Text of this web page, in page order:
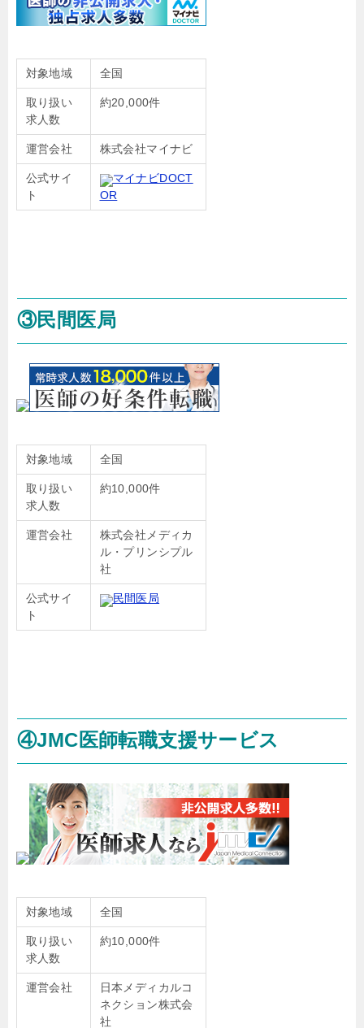
対象地域 全国
取り扱い
求人数
約20,000件
運営会社 株式会社マイナビ
公式サイ
ト
マイナビDOCT
OR
③民間医局
対象地域 全国
取り扱い
求人数
約10,000件
運営会社
株式会社メディカ
ル・プリンシプル
社
公式サイ
ト
民間医局
④JMC医師転職支援サービス
対象地域 全国
取り扱い
求人数
約10,000件
運営会社
日本メディカルコ
ネクション株式会
社